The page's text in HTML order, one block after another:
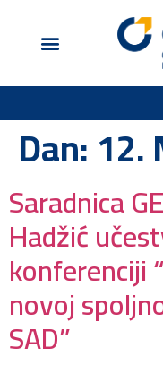
Dan:12.
Saradnica
Hadžić
konferenciji
novoj
SAD”